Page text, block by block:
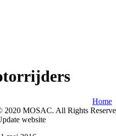
Home
2020 MOSAC. All Rights
website